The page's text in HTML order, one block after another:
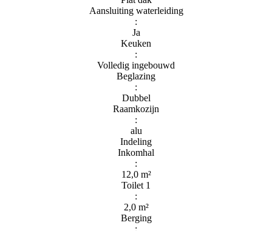
Aansluiting waterleiding
:
Ja
Keuken
:
Volledig ingebouwd
Beglazing
:
Dubbel
Raamkozijn
:
alu
Indeling
Inkomhal
:
12,0 m²
Toilet 1
:
2,0 m²
Berging